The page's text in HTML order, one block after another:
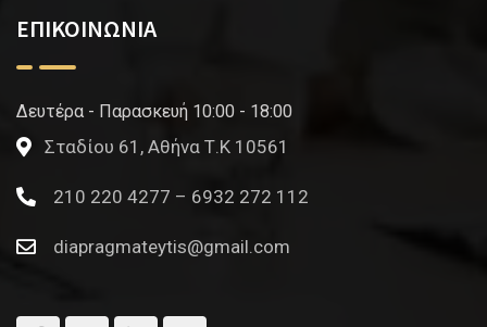
ΕΠΙΚΟΙΝΩΝΙΑ
Δευτέρα - Παρασκευή 10:00 - 18:00
Σταδίου 61, Αθήνα Τ.Κ 10561
210 220 4277 – 6932 272 112
diapragmateytis@gmail.com